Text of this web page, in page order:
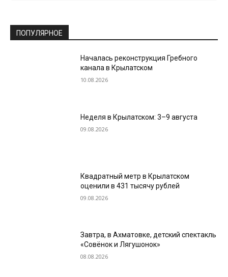
ПОПУЛЯРНОЕ
Началась реконструкция Гребного
канала в Крылатском
10.08.2026
Неделя в Крылатском: 3–9 августа
09.08.2026
Квадратный метр в Крылатском
оценили в 431 тысячу рублей
09.08.2026
Завтра, в Ахматовке, детский спектакль
«Совёнок и Лягушонок»
08.08.2026